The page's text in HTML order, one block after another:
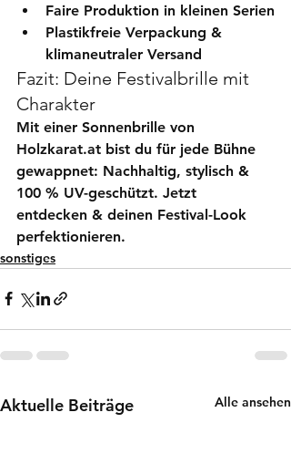
Faire Produktion in kleinen Serien
Plastikfreie Verpackung &
klimaneutraler Versand
Fazit: Deine Festivalbrille mit
Charakter
Mit einer Sonnenbrille von
Holzkarat.at bist du für jede Bühne
gewappnet: Nachhaltig, stylisch &
100 % UV-geschützt. Jetzt
entdecken & deinen Festival-Look
perfektionieren.
sonstiges
Aktuelle Beiträge Alle ansehen